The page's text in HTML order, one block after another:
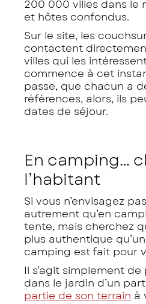
200 000 villes dans le
et hôtes confondus.
Sur le site, les
contactent
villes qui les
commence à cet
passe, que chacun a
références, alors, ils
dates de séjour.
En camping…
l’habitant
Si vous n’envisagez
autrement qu’en
tente, mais cherchez
plus authentique
camping est fait pour
Il s’agit simplement
dans le jardin d’un
partie de son terrain à